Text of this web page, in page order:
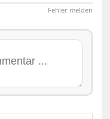
Fehler melden